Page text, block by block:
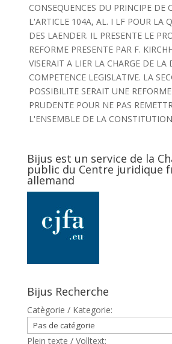
CONSEQUENCES DU PRINCIPE DE
L'ARTICLE 104A, AL. I LF POUR LA
DES LAENDER. IL PRESENTE LE
REFORME PRESENTE PAR F.
VISERAIT A LIER LA CHARGE DE LA
COMPETENCE LEGISLATIVE. LA
POSSIBILITE SERAIT UNE
PRUDENTE POUR NE PAS
L'ENSEMBLE DE LA
Bijus est un service de la
public du Centre juridique
allemand
Bijus Recherche
Catègorie / Kategorie:
Plein texte / Volltext: